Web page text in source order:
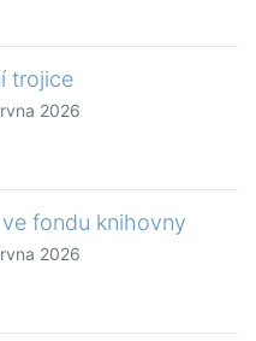
trojice
2026
fondu knihovny
2026